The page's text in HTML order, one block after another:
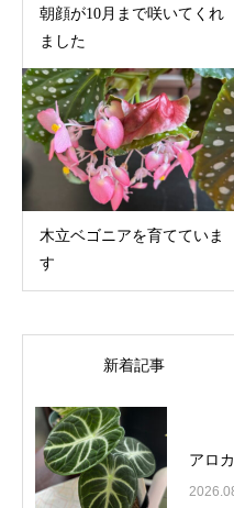
朝顔が10月まで咲いてくれ
ました
木立ベゴニアを育てていま
す
新着記事
アロ